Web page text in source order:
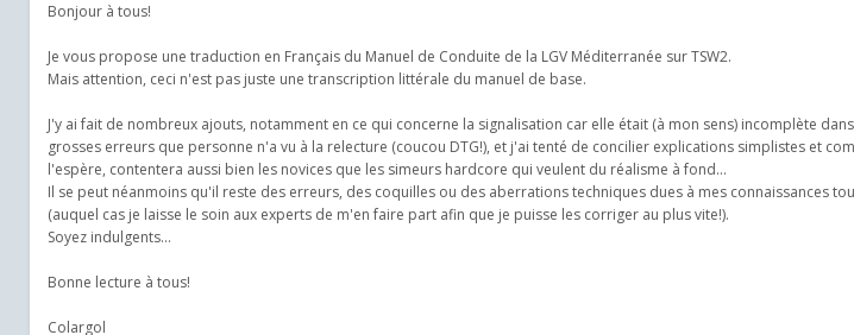
Bonjour à tous!
Je vous propose une traduction en Français du Manuel de Conduite de la LGV Méditerranée sur TSW2.
Mais attention, ceci n'est pas juste une transcription littérale du manuel de base.
J'y ai fait de nombreux ajouts, notamment en ce qui concerne la signalisation car elle était (à mon sens) incomplète
grosses erreurs que personne n'a vu à la relecture (coucou DTG!), et j'ai tenté de concilier explications simplistes et
l'espère, contentera aussi bien les novices que les simeurs hardcore qui veulent du réalisme à fond...
Il se peut néanmoins qu'il reste des erreurs, des coquilles ou des aberrations techniques dues à mes connaissances
(auquel cas je laisse le soin aux experts de m'en faire part afin que je puisse les corriger au plus vite!).
Soyez indulgents...
Bonne lecture à tous!
Colargol